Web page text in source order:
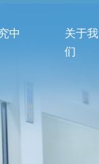
中
关于我
们